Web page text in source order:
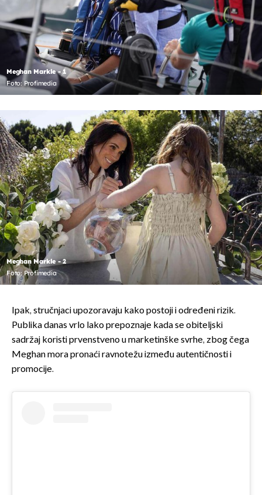
Meghan Markle - 1
Foto: Profimedia
Meghan Markle - 2
Foto: Profimedia
Ipak, stručnjaci upozoravaju kako postoji i određeni rizik.
Publika danas vrlo lako prepoznaje kada se obiteljski
sadržaj koristi prvenstveno u marketinške svrhe, zbog čega
Meghan mora pronaći ravnotežu između autentičnosti i
promocije.